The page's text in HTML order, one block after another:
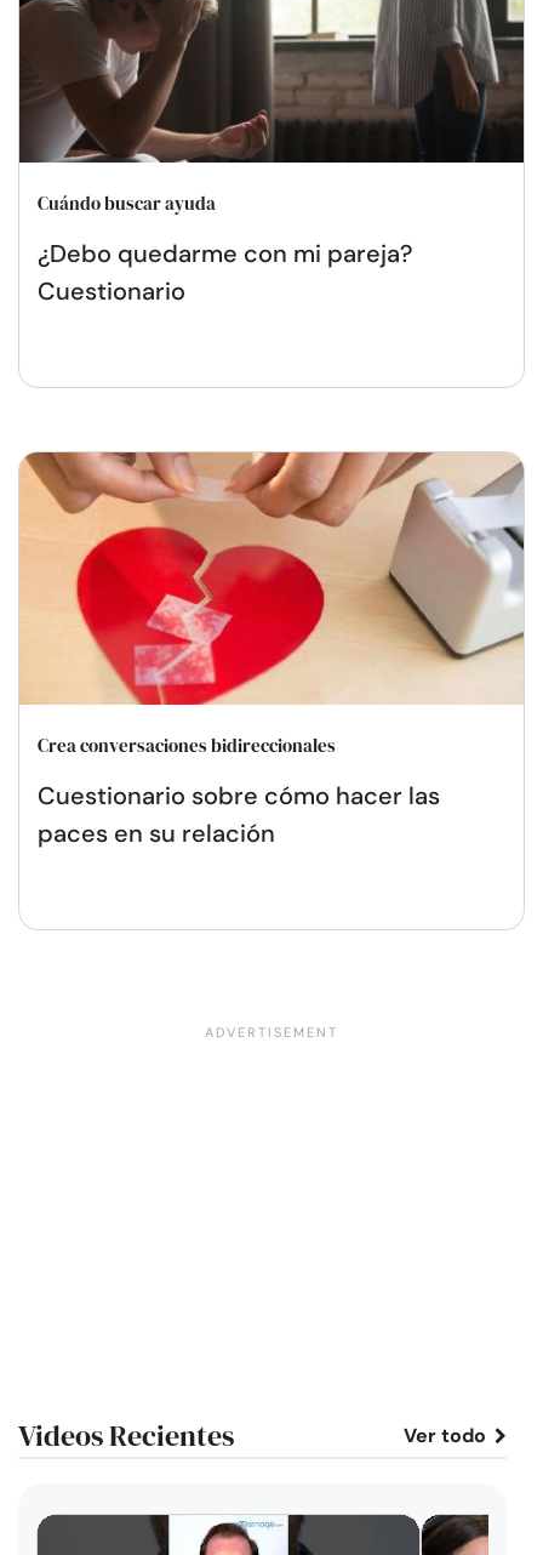
Cuándo buscar ayuda
¿Debo quedarme con mi pareja?
Cuestionario
Crea conversaciones bidireccionales
Cuestionario sobre cómo hacer las
paces en su relación
Videos Recientes Ver todo